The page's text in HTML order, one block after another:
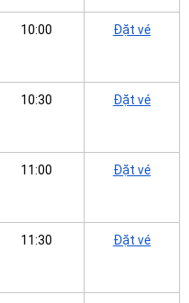
10:00 Đặt vé
10:30 Đặt vé
11:00 Đặt vé
11:30 Đặt vé